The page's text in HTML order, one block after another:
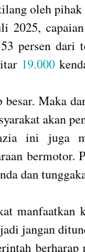
oleh
2025,
persen dari
19.000
besar. Maka
akan
ini juga
bermotor.
dan
manfaatkan
jangan